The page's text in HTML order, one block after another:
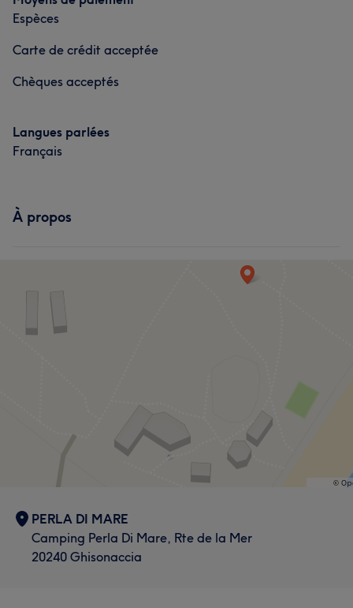
Manucure et Beauté des pieds
Espèces
Carte de crédit acceptée
Chèques acceptés
Langues parlées
Français
À propos
PERLA DI MARE
Camping Perla Di Mare, Rte de la Mer
20240 Ghisonaccia